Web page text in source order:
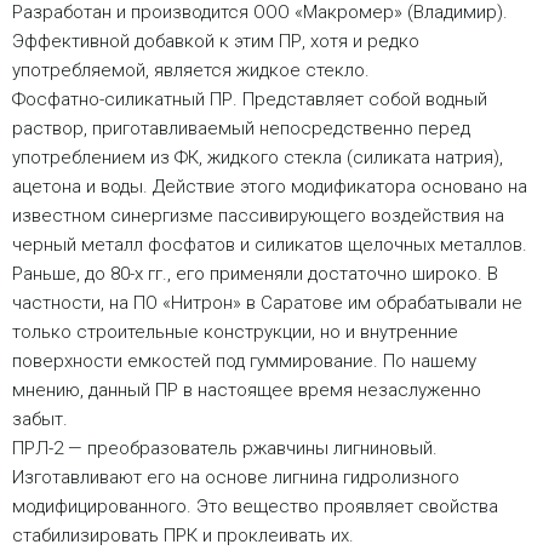
Разработан и производится ООО «Макромер» (Владимир).
Эффективной добавкой к этим ПР, хотя и редко
употребляемой, является жидкое стекло.
Фосфатно-силикатный ПР. Представляет собой водный
раствор, приготавливаемый непосредственно перед
употреблением из ФК, жидкого стекла (силиката натрия),
ацетона и воды. Действие этого модификатора основано на
известном синергизме пассивирующего воздействия на
черный металл фосфатов и силикатов щелочных металлов.
Раньше, до 80-х гг., его применяли достаточно широко. В
частности, на ПО «Нитрон» в Саратове им обрабатывали не
только строительные конструкции, но и внутренние
поверхности емкостей под гуммирование. По нашему
мнению, данный ПР в настоящее время незаслуженно
забыт.
ПРЛ-2 — преобразователь ржавчины лигниновый.
Изготавливают его на основе лигнина гидролизного
модифицированного. Это вещество проявляет свойства
стабилизировать ПРК и проклеивать их.